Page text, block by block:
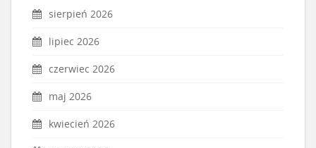
sierpień 2026
lipiec 2026
czerwiec 2026
maj 2026
kwiecień 2026